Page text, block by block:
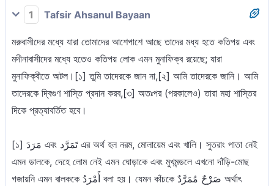
1 Tafsir Ahsanul Bayaan
মরুবাসীদের মধ্যে যারা তোমাদের আশেপাশে আছে তাদের মধ্য হতে কতিপয় এবং
মদীনাবাসীদের মধ্যে হতেও কতিপয় লোক এমন মুনাফিক্ব রয়েছে; যারা
মুনাফিক্বীতে অটল।[১] তুমি তাদেরকে জান না,[২] আমি তাদেরকে জানি। আমি
তাদেরকে দ্বিগুণ শাস্তি প্রদান করব,[৩] অতঃপর (পরকালেও) তারা মহা শাস্তির
দিকে প্রত্যাবর্তিত হবে।
[১] مَرَدَ এবং تَمَرَّد এর অর্থ হল নরম, মোলায়েম এবং খালি। সুতরাং পাতা নেই
এমন ডালকে, দেহে লোম নেই এমন ঘোড়াকে এবং মুখমন্ডলে এখনো দাঁড়ি-মোছ
গজায়নি এমন বালককে أَمْرَدُ বলা হয়। যেমন কাঁচকে صَرْحٌ مُمَرَّدٌ অর্থাৎ